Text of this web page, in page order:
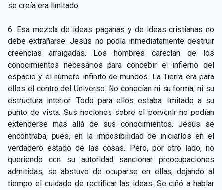
se creía era limitado.
6. Esa mezcla de ideas paganas y de ideas cristianas no
debe extrañarse. Jesús no podía inmediatamente destruir
creencias arraigadas. Los hombres carecían de los
conocimientos necesarios para concebir el infierno del
espacio y el número infinito de mundos. La Tierra era para
ellos el centro del Universo. No conocían ni su forma, ni su
estructura interior. Todo para ellos estaba limitado a su
punto de vista. Sus nociones sobre el porvenir no podían
extenderse más allá de sus conocimientos. Jesús se
encontraba, pues, en la imposibilidad de iniciarlos en el
verdadero estado de las cosas. Pero, por otro lado, no
queriendo con su autoridad sancionar preocupaciones
admitidas, se abstuvo de ocuparse en ellas, dejando al
tiempo el cuidado de rectificar las ideas. Se ciñó a hablar